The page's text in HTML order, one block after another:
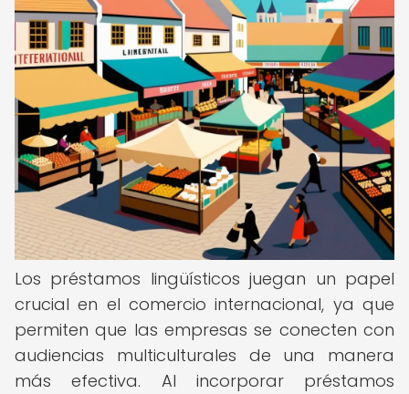
Los préstamos lingüísticos juegan un papel
crucial en el comercio internacional, ya que
permiten que las empresas se conecten con
audiencias multiculturales de una manera
más efectiva. Al incorporar préstamos